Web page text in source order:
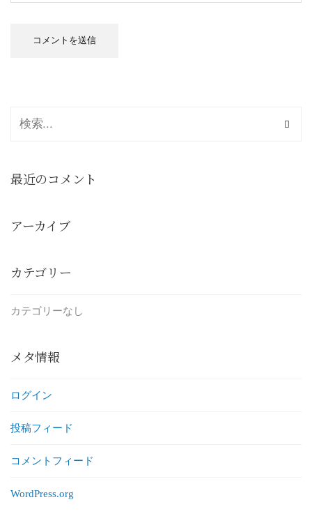
最近のコメント
アーカイブ
カテゴリー
カテゴリーなし
メタ情報
ログイン
投稿フィード
コメントフィード
WordPress.org